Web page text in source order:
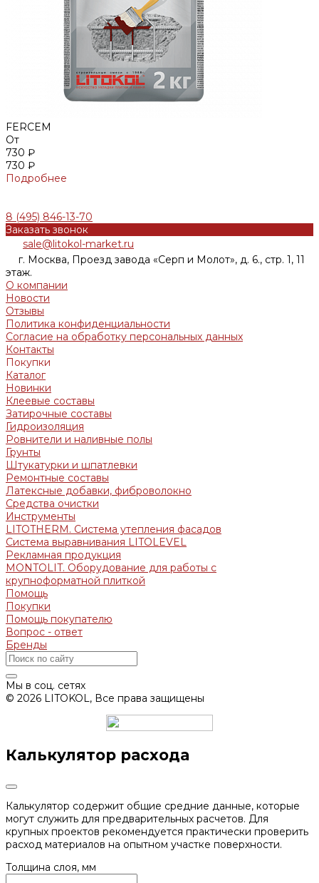
FERCEM
От
730 ₽
730 ₽
Подробнее
8 (495) 846-13-70
Заказать звонок
sale@litokol-market.ru
г. Москва, Проезд завода «Серп и Молот», д. 6., стр. 1, 11
этаж.
О компании
Новости
Отзывы
Политика конфиденциальности
Согласие на обработку персональных данныx
Контакты
Покупки
Каталог
Новинки
Клеевые составы
Затирочные составы
Гидроизоляция
Ровнители и наливные полы
Грунты
Штукатурки и шпатлевки
Ремонтные составы
Латексные добавки, фиброволокно
Средства очистки
Инструменты
LITOTHERM. Система утепления фасадов
Система выравнивания LITOLEVEL
Рекламная продукция
MONTOLIT. Оборудование для работы с
крупноформатной плиткой
Помощь
Покупки
Помощь покупателю
Вопрос - ответ
Бренды
Мы в соц. сетях
© 2026 LITOKOL, Все права защищены
Калькулятор расхода
Калькулятор содержит общие средние данные, которые
могут служить для предварительных расчетов. Для
крупных проектов рекомендуется практически проверить
расход материалов на опытном участке поверхности.
Толщина слоя, мм